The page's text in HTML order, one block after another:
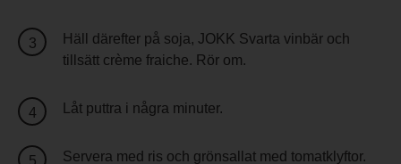
Häll därefter på soja, JOKK Svarta vinbär och
tillsätt crème fraiche. Rör om.
Låt puttra i några minuter.
Servera med ris och grönsallat med tomatklyftor.